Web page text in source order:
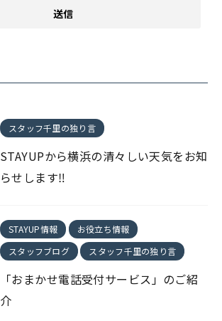
スタッフ千里の独り言
STAYUPから横浜の清々しい天気をお知
らせします‼
STAYUP情報
お役立ち情報
スタッフブログ
スタッフ千里の独り言
「おまかせ電話受付サービス」のご紹
介